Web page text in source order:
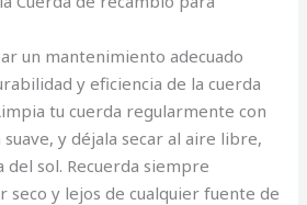
un mantenimiento adecuado
y eficiencia de la cuerda
tu cuerda regularmente con
y déjala secar al aire libre,
del sol. Recuerda siempre
seco y lejos de cualquier fuente de